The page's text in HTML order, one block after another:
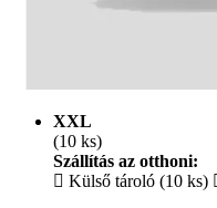
XXL
(10 ks)
Szállítás az otthoni:
Külső tároló (10 ks)